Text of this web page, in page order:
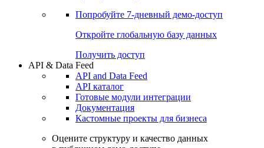
Попробуйте 7-дневный демо-доступ
Откройте глобальную базу данных
Получить доступ
API & Data Feed
API and Data Feed
API каталог
Готовые модули интеграции
Документация
Кастомные проекты для бизнеса
Оцените структуру и качество данных